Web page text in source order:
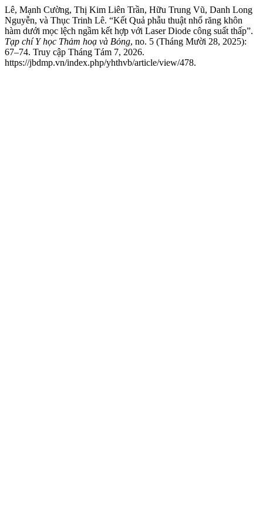
Lê, Mạnh Cường, Thị Kim Liên Trần, Hữu Trung Vũ, Danh Long
Nguyễn, và Thục Trinh Lê. “Kết Quả phẫu thuật nhổ răng khôn
hàm dưới mọc lệch ngầm kết hợp với Laser Diode công suất thấp”.
Tạp chí Y học Thảm hoạ và Bỏng, no. 5 (Tháng Mười 28, 2025):
67–74. Truy cập Tháng Tám 7, 2026.
https://jbdmp.vn/index.php/yhthvb/article/view/478.